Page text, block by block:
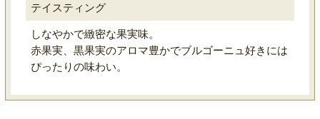
テイスティング
しなやかで緻密な果実味。
赤果実、黒果実のアロマ豊かでブルゴーニュ好きには
ぴったりの味わい。